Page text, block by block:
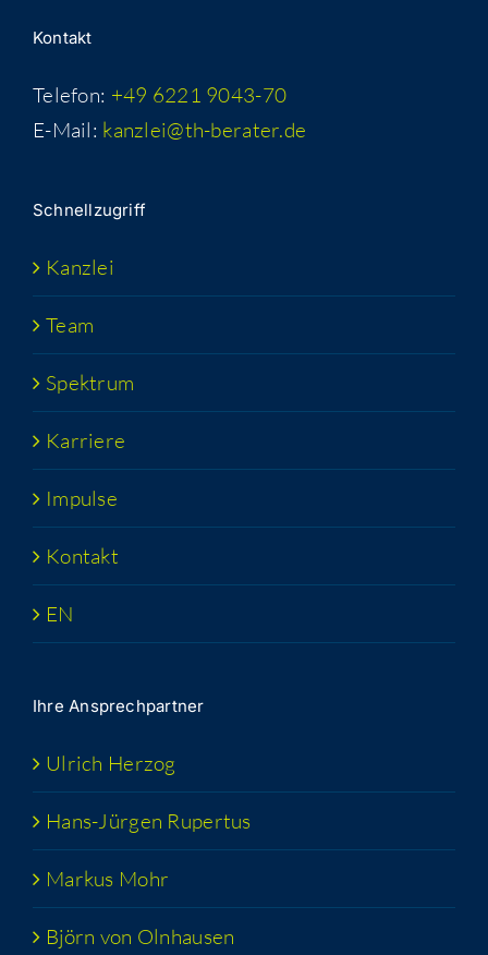
Kon­takt
Telefon: +49 6221 9043-70
E-Mail: kanzlei@th-berater.de
Schnell­zu­griff
Kanz­lei
Team
Spek­trum
Kar­rie­re
Impul­se
Kon­takt
EN
Ihre Ansprech­part­ner
Ulrich Her­zog
Hans-Jür­­gen Rupertus
Mar­kus Mohr
Björn von Olnhausen